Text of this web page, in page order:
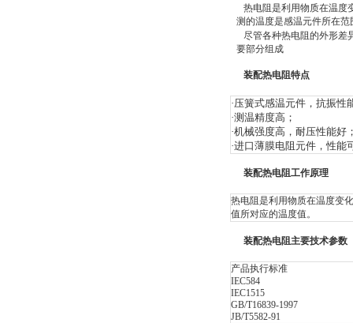
热电阻是利用物质在温度
测的温度是感温元件所在
尽管各种热电阻的外形差
要部分组成
装配热电阻特点
·压簧式感温元件，抗振性
·测温精度高；
·机械强度高，耐压性能好
·进口薄膜电阻元件，性能
装配热电阻工作原理
热电阻是利用物质在温度变
值所对应的温度值。
装配热电阻主要技术参数
产品执行标准
IEC584
IEC1515
GB/T16839-1997
JB/T5582-91